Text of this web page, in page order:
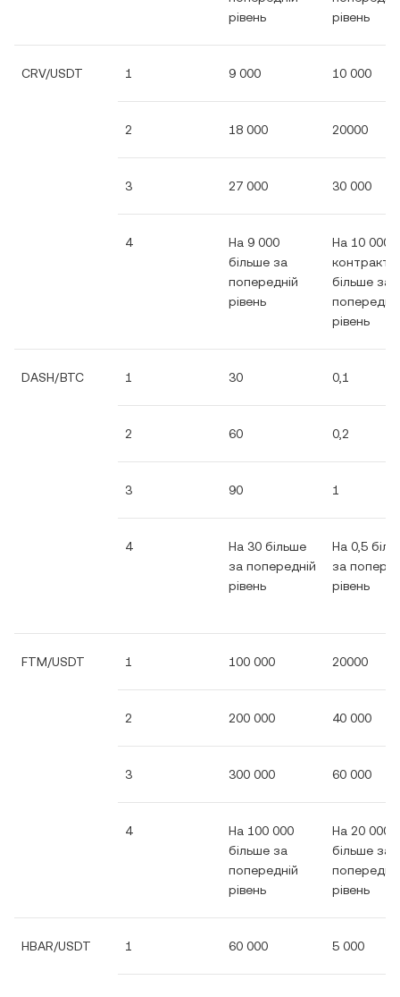
рівень
рівень
CRV/USDT 1 9 000 10 000
2 18 000 20000
3 27 000 30 000
4
На 9 000
більше за
попередній
рівень
На 10 000
контрактів
більше за
рівень
DASH/BTC 1 30 0,1
2 60 0,2
3 90 1
4
На 30 більше
за попередній
рівень
На 0,5
за
рівень
FTM/USDT 1 100 000 20000
2 200 000 40 000
3 300 000 60 000
4
На 100 000
більше за
попередній
рівень
На 20 000
більше за
рівень
HBAR/USDT 1 60 000 5 000